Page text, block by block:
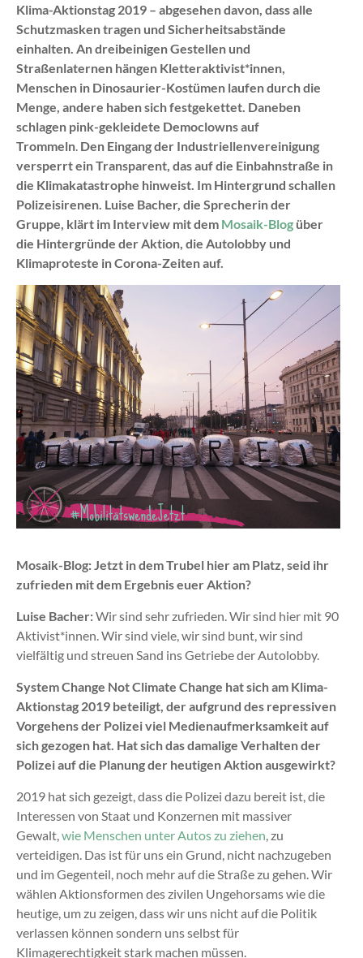
Klima-Aktionstag 2019 – abgesehen davon, dass alle
Schutzmasken tragen und Sicherheitsabstände
einhalten. An dreibeinigen Gestellen und
Straßenlaternen hängen Kletteraktivist*innen,
Menschen in Dinosaurier-Kostümen laufen durch die
Menge, andere haben sich festgekettet. Daneben
schlagen pink-gekleidete Democlowns auf
Trommeln. Den Eingang der Industriellenvereinigung
versperrt ein Transparent, das auf die Einbahnstraße in
die Klimakatastrophe hinweist. Im Hintergrund schallen
Polizeisirenen. Luise Bacher, die Sprecherin der
Gruppe, klärt im Interview mit dem Mosaik-Blogüber
die Hintergründe der Aktion, die Autolobby und
Klimaproteste in Corona-Zeiten auf.
Mosaik-Blog: Jetzt in dem Trubel hier am Platz, seid ihr
zufrieden mit dem Ergebnis euer Aktion?
Luise Bacher:Wir sind sehr zufrieden. Wir sind hier mit 90
Aktivist*innen. Wir sind viele, wir sind bunt, wir sind
vielfältig und streuen Sand ins Getriebe der Autolobby.
System Change Not Climate Change hat sich am Klima-
Aktionstag 2019 beteiligt, der aufgrund des repressiven
Vorgehens der Polizei viel Medienaufmerksamkeit auf
sich gezogen hat. Hat sich das damalige Verhalten der
Polizei auf die Planung der heutigen Aktion ausgewirkt?
2019 hat sich gezeigt, dass die Polizei dazu bereit ist, die
Interessen von Staat und Konzernen mit massiver
Gewalt,wie Menschen unter Autos zu ziehen, zu
verteidigen. Das ist für uns ein Grund, nicht nachzugeben
und im Gegenteil, noch mehr auf die Straße zu gehen. Wir
wählen Aktionsformen des zivilen Ungehorsams wie die
heutige, um zu zeigen, dass wir uns nicht auf die Politik
verlassen können sondern uns selbst für
Klimagerechtigkeit stark machen müssen.